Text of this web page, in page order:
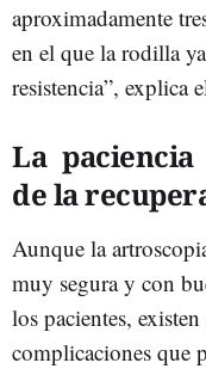
aproximadamente
en el que la rodilla
resistencia”, explica
La
de la
Aunque la
muy segura y con
los pacientes,
complicaciones que